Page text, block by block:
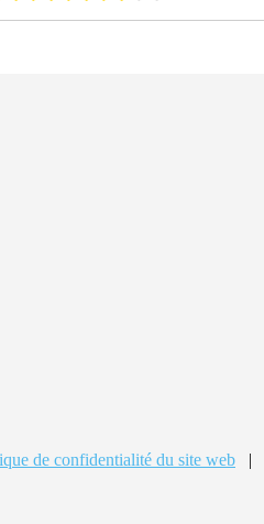
de confidentialité du site web |